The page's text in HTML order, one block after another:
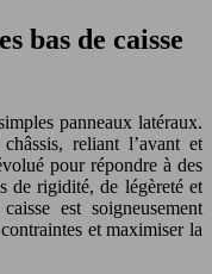
bas de caisse
panneaux latéraux.
reliant l’avant et
pour répondre à des
de rigidité, de légèreté et
est soigneusement
et maximiser la